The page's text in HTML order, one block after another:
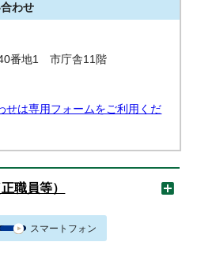
わせ
番地1 市庁舎11階
せは専用フォームをご利用くだ
職員等）
スマートフォン